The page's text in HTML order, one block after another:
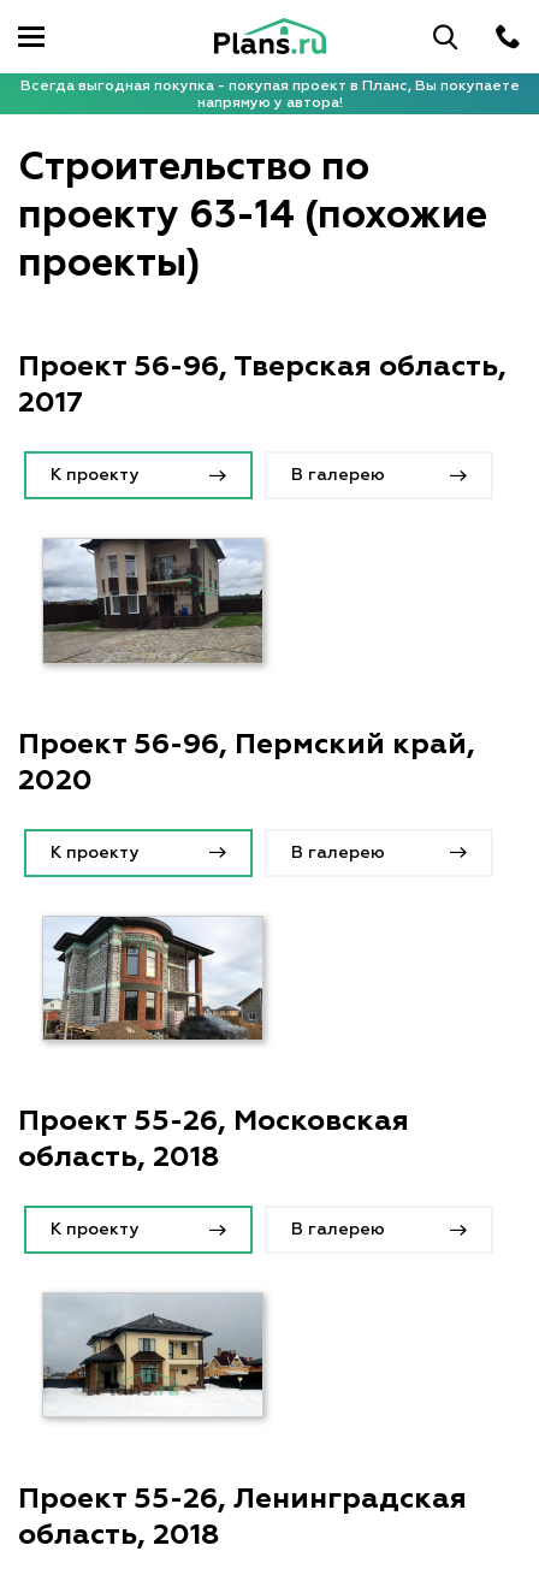
Всегда выгодная покупка - покупая проект в Планс, Вы покупаете
напрямую у автора!
Строительство по
проекту 63-14 (похожие
проекты)
Проект 56-96, Тверская область,
2017
К проекту В галерею
Проект 56-96, Пермский край,
2020
К проекту В галерею
Проект 55-26, Московская
область, 2018
К проекту В галерею
Проект 55-26, Ленинградская
область, 2018